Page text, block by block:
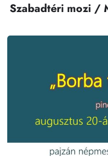
Szabadtéri mozi /